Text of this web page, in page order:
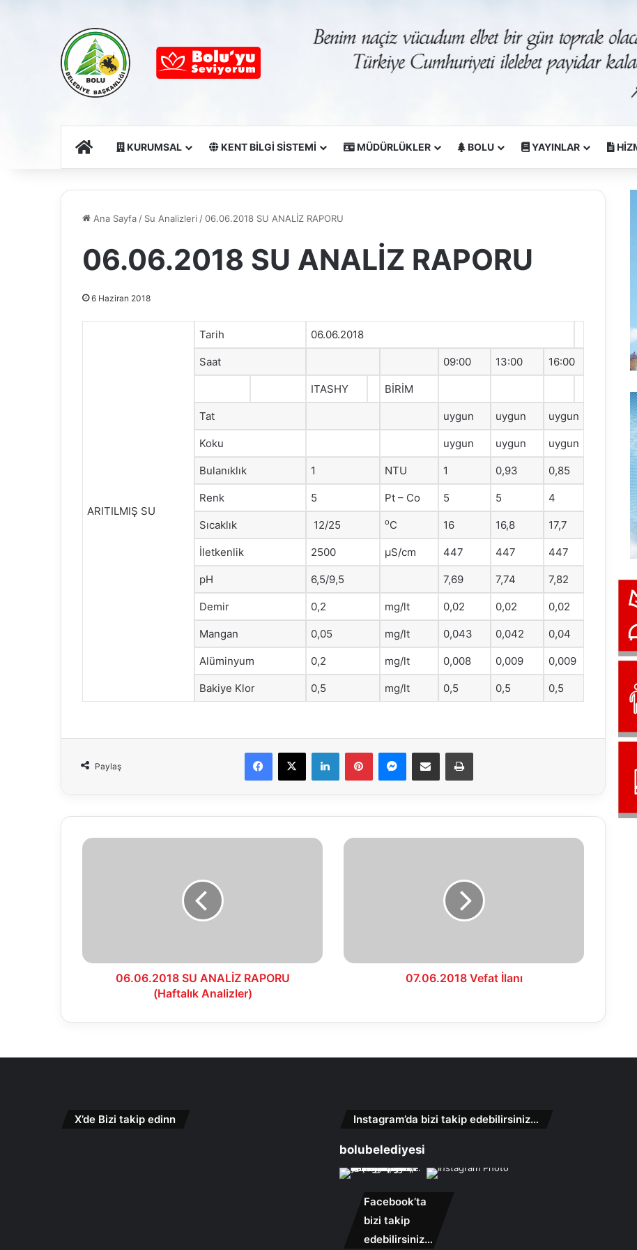
Ana SayfaKURUMSAL KENT BİLGİ SİSTEMİ MÜDÜRLÜKLER BOLU YAYINLAR
Ana Sayfa / Su Analizleri /06.06.2018 SU ANALİZ RAPORU
06.06.2018 SU ANALİZ RAPORU
6 Haziran 2018
ARITILMIŞ SU
Tarih 06.06.2018
Saat 09:00 13:00 16:00
ITASHY BİRİM
Tat uygun uygun uygun
Koku uygun uygun uygun
Bulanıklık 1 NTU 1 0,93 0,85
Renk 5 Pt – Co 5 5 4
Sıcaklık 12/25 oC 16 16,8 17,7
İletkenlik 2500 μS/cm 447 447 447
pH 6,5/9,5 7,69 7,74 7,82
Demir 0,2 mg/lt 0,02 0,02 0,02
Mangan 0,05 mg/lt 0,043 0,042 0,04
Alüminyum 0,2 mg/lt 0,008 0,009 0,009
Bakiye Klor 0,5 mg/lt 0,5 0,5 0,5
Paylaş
Facebook
X LinkedInPinterestMessenger
E-Mail ile paylaş Yazdır
06.06.2018
06.06.2018 SU ANALİZ RAPORU
(Haftalık Analizler)
07.06.2018
07.06.2018 Vefat İlanı
X’de Bizi takip edinn Instagram’da bizi takip edebilirsiniz…
bolubelediyesi
Facebook’ta
bizi takip
edebilirsiniz…